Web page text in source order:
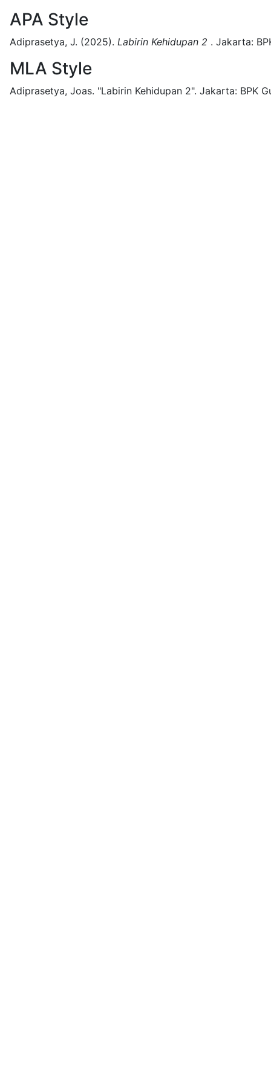
APA Style
Adiprasetya, J. (2025). Labirin Kehidupan 2 . Jakarta:
MLA Style
Adiprasetya, Joas. "Labirin Kehidupan 2". Jakarta: BPK